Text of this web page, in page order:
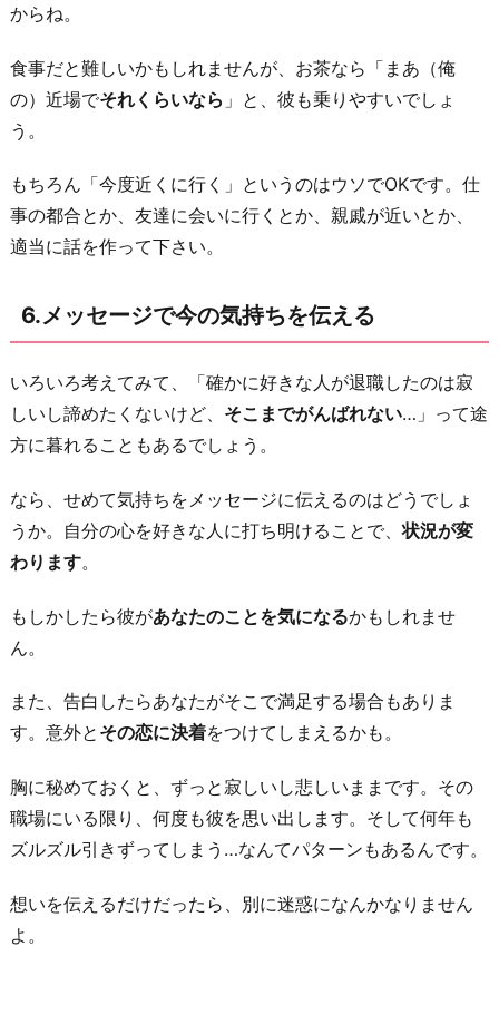
からね。
食事だと難しいかもしれませんが、お茶なら「まあ（俺
の）近場でそれくらいなら 」と、彼も乗りやすいでしょ
う。
もちろん「今度近くに行く」というのはウソでOKです。仕
事の都合とか、友達に会いに行くとか、親戚が近いとか、
適当に話を作って下さい。
6.メッセージで今の気持ちを伝える
いろいろ考えてみて、「確かに好きな人が退職したのは寂
しいし諦めたくないけど、 そこまでがんばれない…」って途
方に暮れることもあるでしょう。
なら、せめて気持ちをメッセージに伝えるのはどうでしょ
うか。自分の心を好きな人に打ち明けることで、状況が変
わります。
もしかしたら彼があなたのことを気になるかもしれませ
ん。
また、告白したらあなたがそこで満足する場合もありま
す。意外と その恋に決着をつけてしまえるかも。
胸に秘めておくと、ずっと寂しいし悲しいままです。その
職場にいる限り、何度も彼を思い出します。そして何年も
ズルズル引きずってしまう…なんてパターンもあるんです。
想いを伝えるだけだったら、別に迷惑になんかなりません
よ。